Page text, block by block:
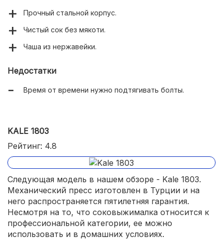
Прочный стальной корпус.
Чистый сок без мякоти.
Чаша из нержавейки.
Недостатки
Время от времени нужно подтягивать болты.
KALE 1803
Рейтинг: 4.8
Следующая модель в нашем обзоре - Kale 1803.
Механический пресс изготовлен в Турции и на
него распространяется пятилетняя гарантия.
Несмотря на то, что соковыжималка относится к
профессиональной категории, ее можно
использовать и в домашних условиях.